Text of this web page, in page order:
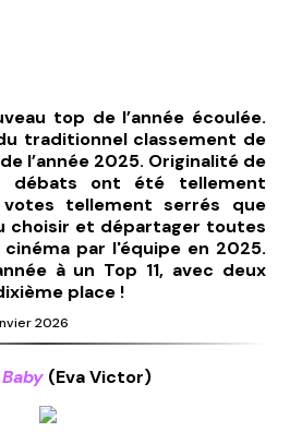
top de l’année écoulée.
traditionnel classement de
l’année 2025. Originalité de
débats ont été tellement
tellement serrés que
choisir et départager toutes
par l'équipe en 2025.
à un Top 11, avec deux
place !
2026
(Eva Victor)